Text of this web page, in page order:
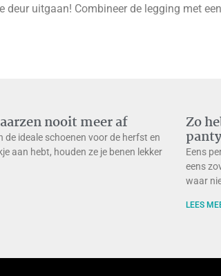
uitgaan! Combineer de legging met
nooit meer af
de ideale schoenen voor de herfst en
aan hebt, houden ze je benen lekker
Zo
Eens
eens
waar
LEES